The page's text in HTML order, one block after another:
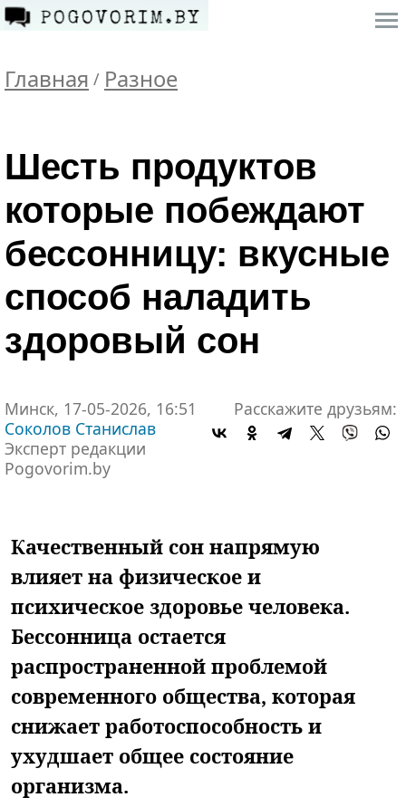
Главная / Разное
Шесть продуктов
которые побеждают
бессонницу: вкусные
способ наладить
здоровый сон
Минск, 17-05-2026, 16:51
Соколов Станислав
Эксперт редакции
Pogovorim.by
Расскажите друзьям:
Качественный сон напрямую
влияет на физическое и
психическое здоровье человека.
Бессонница остается
распространенной проблемой
современного общества, которая
снижает работоспособность и
ухудшает общее состояние
организма.